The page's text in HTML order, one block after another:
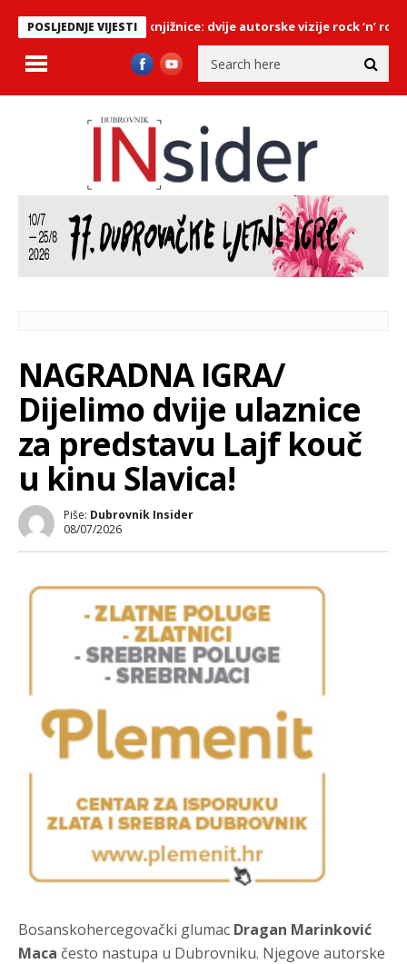
POSLJEDNJE VIJESTI
u Dubrovačke knjižnice: dvije autorske vizije rock ‘n’ rolla
NAGRADNA IGRA/
Dijelimo dvije ulaznice
za predstavu Lajf kouč
u kinu Slavica!
Piše: Dubrovnik Insider
08/07/2026
Bosanskohercegovački glumac Dragan Marinković
Maca često nastupa u Dubrovniku. Njegove autorske